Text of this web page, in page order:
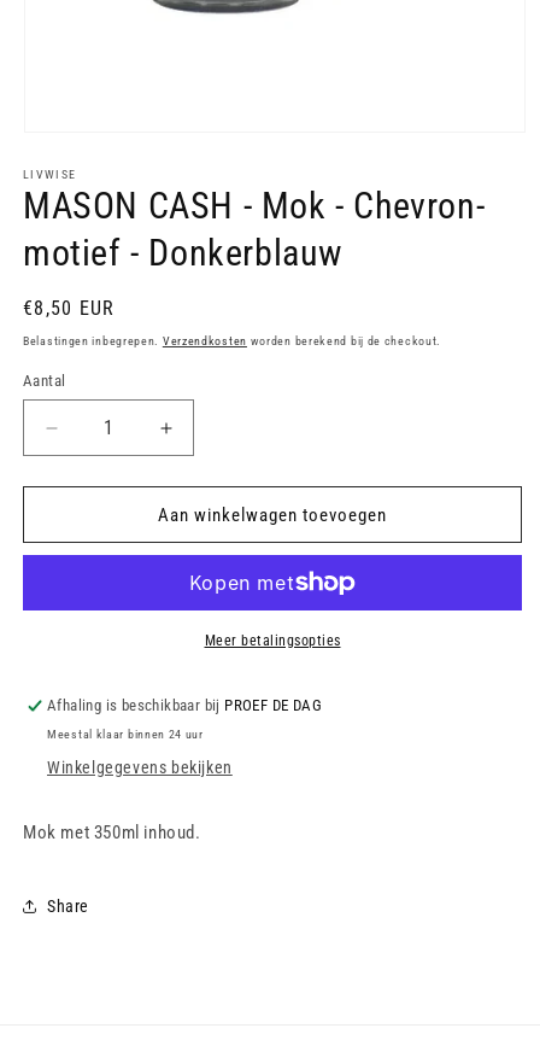
openen
in
modaal
LIVWISE
MASON CASH - Mok - Chevron-
motief - Donkerblauw
Normale
prijs
€8,50 EUR
Belastingen inbegrepen. Verzendkosten worden berekend bij de checkout.
Aantal
Aantal
verlagen
voor
CASH
-
Donkerblauw
Aantal
verhogen
voor
MASON
CASH
Mok
-
Chevron-
Donkerblauw
Aan winkelwagen toevoegen
Meer betalingsopties
Afhaling is beschikbaar bij PROEF DE DAG
Meestal klaar binnen 24 uur
Winkelgegevens bekijken
Mok met 350ml inhoud.
Share